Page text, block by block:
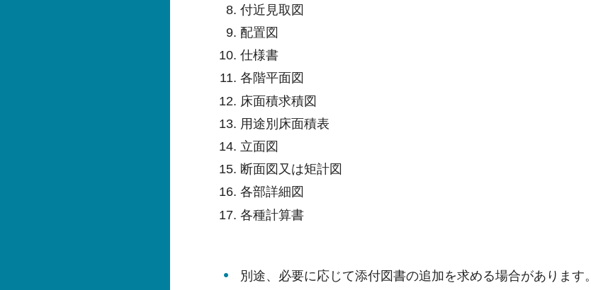
付近見取図
配置図
仕様書
各階平面図
床面積求積図
用途別床面積表
立面図
断面図又は矩計図
各部詳細図
各種計算書
別途、必要に応じて添付図書の追加を求める場合があります。